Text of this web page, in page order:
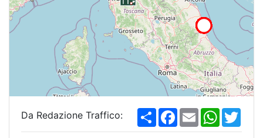
S
h
a
F
a
c
E
m
a
W
h
a
i
Da Redazione Traffico: